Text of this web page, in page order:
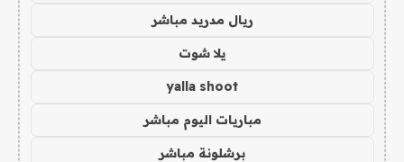
ريال مدريد مباشر
يلا شوت
yalla shoot
مباريات اليوم مباشر
برشلونة مباشر